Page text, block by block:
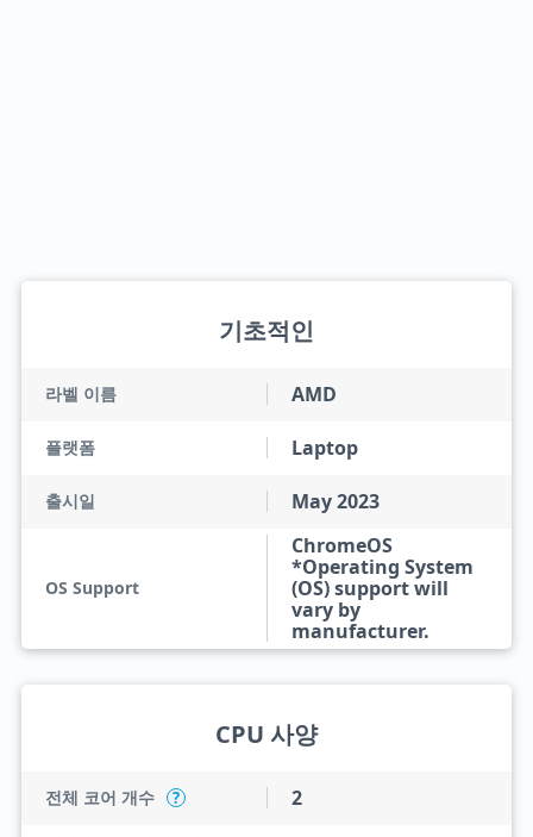
기초적인
라벨 이름 AMD
플랫폼 Laptop
출시일 May 2023
OS Support
ChromeOS
*Operating System
(OS) support will
vary by
manufacturer.
CPU 사양
전체 코어 개수 ? 2